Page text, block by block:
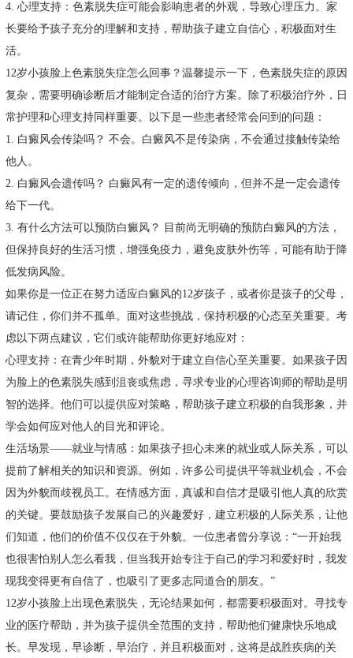
4. 心理支持：色素脱失症可能会影响患者的外观，导致心理压力。家
长要给予孩子充分的理解和支持，帮助孩子建立自信心，积极面对生
活。
12岁小孩脸上色素脱失症怎么回事？温馨提示一下，色素脱失症的原因
复杂，需要明确诊断后才能制定合适的治疗方案。除了积极治疗外，日
常护理和心理支持同样重要。以下是一些患者经常会问到的问题：
1. 白癜风会传染吗？ 不会。白癜风不是传染病，不会通过接触传染给
他人。
2. 白癜风会遗传吗？ 白癜风有一定的遗传倾向，但并不是一定会遗传
给下一代。
3. 有什么方法可以预防白癜风？ 目前尚无明确的预防白癜风的方法，
但保持良好的生活习惯，增强免疫力，避免皮肤外伤等，可能有助于降
低发病风险。
如果你是一位正在努力适应白癜风的12岁孩子，或者你是孩子的父母，
请记住，你们并不孤单。面对这些挑战，保持积极的心态至关重要。考
虑以下两点建议，它们或许能帮助你更好地应对：
心理支持：在青少年时期，外貌对于建立自信心至关重要。如果孩子因
为脸上的色素脱失感到沮丧或焦虑，寻求专业的心理咨询师的帮助是明
智的选择。他们可以提供应对策略，帮助孩子建立积极的自我形象，并
学会如何应对他人的目光和评论。
生活场景——就业与情感：如果孩子担心未来的就业或人际关系，可以
提前了解相关的知识和资源。例如，许多公司提供平等就业机会，不会
因为外貌而歧视员工。在情感方面，真诚和自信才是吸引他人真的欣赏
的关键。要鼓励孩子发展自己的兴趣爱好，建立积极的人际关系，让他
们知道，他们的价值不仅仅在于外貌。一位患者曾分享说：“一开始我
也很害怕别人怎么看我，但当我开始专注于自己的学习和爱好时，我发
现我变得更有自信了，也吸引了更多志同道合的朋友。”
12岁小孩脸上出现色素脱失，无论结果如何，都需要积极面对。寻找专
业的医疗帮助，并为孩子提供全范围的支持，帮助他们健康快乐地成
长。早发现，早诊断，早治疗，并且积极面对，这将是战胜疾病的关